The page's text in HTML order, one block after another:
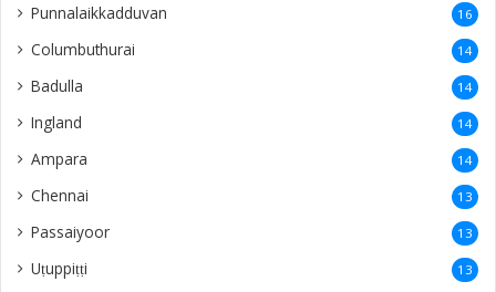
Punnalaikkadduvan 16
Columbuthurai 14
Badulla 14
Ingland 14
Ampara 14
Chennai 13
Passaiyoor 13
Uṭuppiṭṭi 13